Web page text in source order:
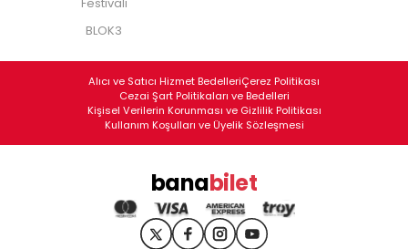
BLOK3
Alıcı ve Satıcı Hizmet BedelleriÇerez Politikası
Cezai Şart Politikaları ve Bedelleri
Kişisel Verilerin Korunması ve Gizlilik Politikası
Kullanım Koşulları ve Üyelik Sözleşmesi
banabilet